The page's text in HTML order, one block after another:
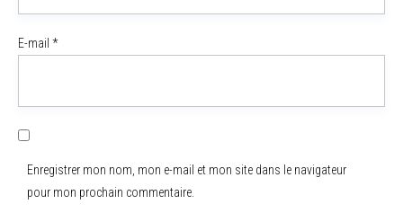
E-mail *
Enregistrer mon nom, mon e-mail et mon site dans le navigateur
pour mon prochain commentaire.